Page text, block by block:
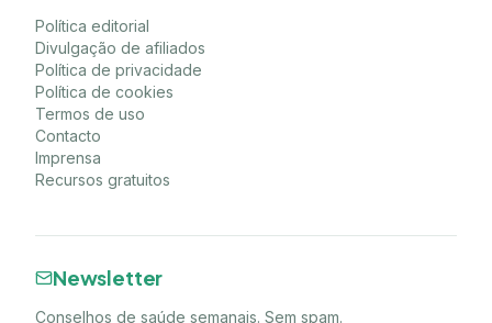
Política editorial
Divulgação de afiliados
Política de privacidade
Política de cookies
Termos de uso
Contacto
Imprensa
Recursos gratuitos
Newsletter
Conselhos de saúde semanais. Sem spam.